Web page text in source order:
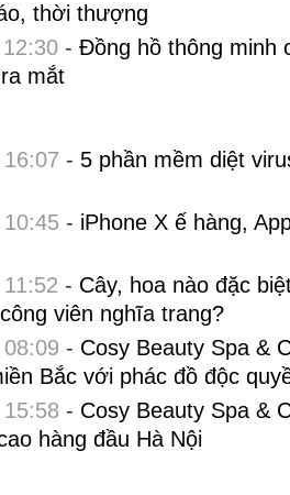
thời thượng
- Đồng hồ thông minh
mắt
- 5 phần mềm diệt
- iPhone X ế hàng,
- Cây, hoa nào đặc
viên nghĩa trang?
- Cosy Beauty Spa &
Bắc với phác đồ độc
- Cosy Beauty Spa &
hàng đầu Hà Nội